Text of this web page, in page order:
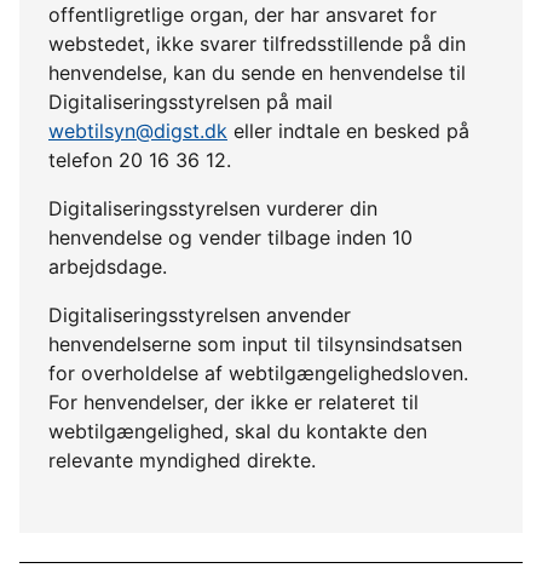
offentligretlige organ, der har ansvaret for
webstedet, ikke svarer tilfredsstillende på din
henvendelse, kan du sende en henvendelse til
Digitaliseringsstyrelsen på mail
webtilsyn@digst.dk eller indtale en besked på
telefon 20 16 36 12.
Digitaliseringsstyrelsen vurderer din
henvendelse og vender tilbage inden 10
arbejdsdage.
Digitaliseringsstyrelsen anvender
henvendelserne som input til tilsynsindsatsen
for overholdelse af webtilgængelighedsloven.
For henvendelser, der ikke er relateret til
webtilgængelighed, skal du kontakte den
relevante myndighed direkte.